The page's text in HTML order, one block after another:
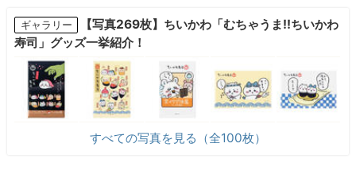
ギャラリー
【写真269枚】ちいかわ「むちゃうま!!ちいかわ
寿司」グッズ一挙紹介！
すべての写真を見る（全100枚）